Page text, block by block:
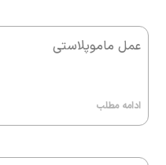
عمل ماموپلاستی
ادامه مطلب